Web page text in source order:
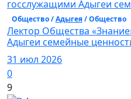
Общество /Адыгея/ Общество
Лектор Общества
Адыгеи семейные
31 июл 2026
0
9